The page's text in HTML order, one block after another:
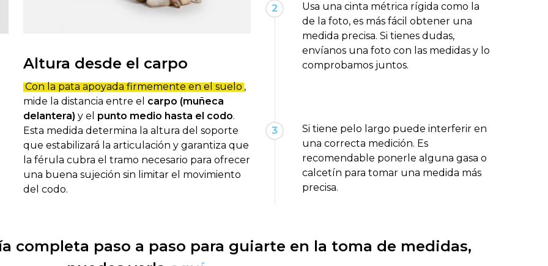
Altura desde el carpo
Con la pata apoyada firmemente en el suelo ,
mide la distancia entre el carpo (muñeca
delantera) y el punto medio hasta el codo.
Esta medida determina la altura del soporte
que estabilizará la articulación y garantiza que
la férula cubra el tramo necesario para ofrecer
una buena sujeción sin limitar el movimiento
del codo.
2
Usa una cinta métrica rígida como la
de la foto, es más fácil obtener una
medida precisa. Si tienes dudas,
envíanos una foto con las medidas y lo
comprobamos juntos.
3
Si tiene pelo largo puede interferir en
una correcta medición. Es
recomendable ponerle alguna gasa o
calcetín para tomar una medida más
precisa.
completa paso a paso para guiarte en la toma de medidas,